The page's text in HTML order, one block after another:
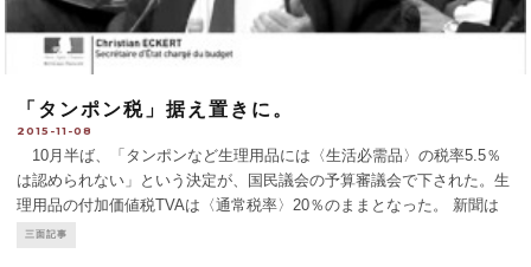
「タンポン税」据え置きに。
2015-11-08
10月半ば、「タンポンなど生理用品には〈生活必需品〉の税率5.5％
は認められない」という決定が、国民議会の予算審議会で下された。生
理用品の付加価値税TVAは〈通常税率〉20％のままとなった。 新聞は
2,1％だがネット新聞は20％、ソーダ類が〈生活必需品〉税率5,5％、切
三面記事